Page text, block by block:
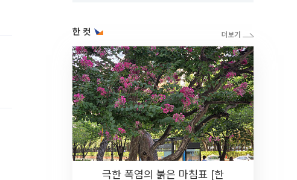
한 컷
극한 폭염의 붉은 마침표 [한